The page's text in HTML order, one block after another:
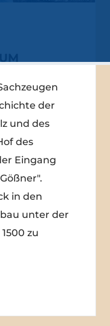
der
und des
des
Eingang
in den
unter der
zu